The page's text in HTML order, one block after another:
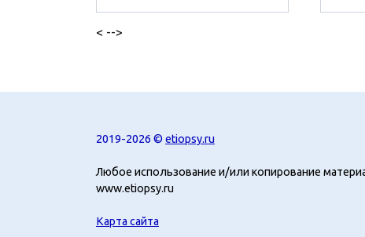
< -->
2019-2026 © etiopsy.ru
Любое использование и/или копирование
www.etiopsy.ru
Карта сайта